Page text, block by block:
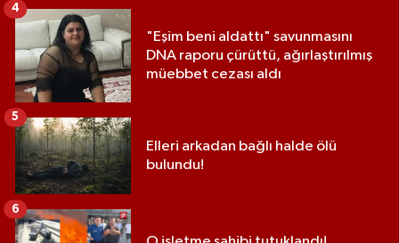
"Eşim beni aldattı" savunmasını
DNA raporu çürüttü, ağırlaştırılmış
müebbet cezası aldı
4
Elleri arkadan bağlı halde ölü
bulundu!
5
6